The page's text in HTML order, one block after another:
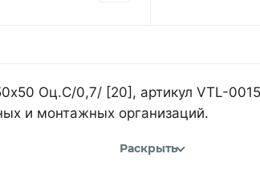
Оц.С/0,7/ [20], артикул VTL-
и монтажных организаций.
Раскрыть